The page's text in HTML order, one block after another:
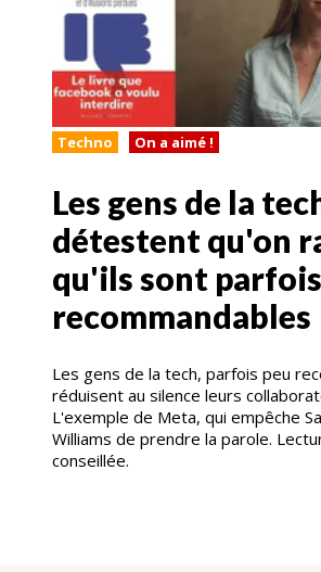
Techno On a aimé !
Les gens de la
détestent qu'on
qu'ils sont
recommandables
Les gens de la tech, parfois peu
réduisent au silence leurs
L'exemple de Meta, qui empêche
Williams de prendre la parole.
conseillée.